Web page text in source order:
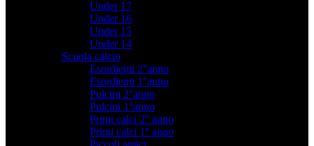
Under 17
Under 16
Under 15
Under 14
Scuola calcio
Esordienti 2°anno
Esordienti 1°anno
Pulcini 2°anno
Pulcini 1°anno
Primi calci 2° anno
Primi calci 1° anno